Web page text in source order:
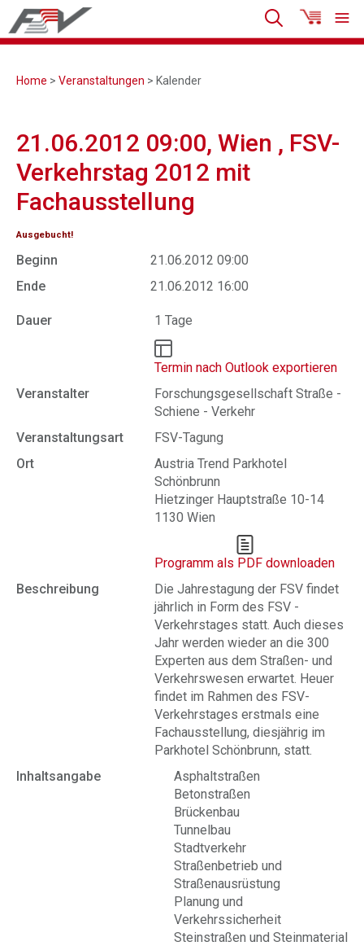
Home > Veranstaltungen > Kalender
21.06.2012 09:00, Wien , FSV-
Verkehrstag 2012 mit
Fachausstellung
Ausgebucht!
Beginn
21.06.2012 09:00
Ende
21.06.2012 16:00
Dauer 1 Tage
Termin nach Outlook exportieren
Veranstalter
Forschungsgesellschaft Straße -
Schiene - Verkehr
Veranstaltungsart
FSV-Tagung
Ort
Austria Trend Parkhotel
Schönbrunn
Hietzinger Hauptstraße 10-14
1130 Wien
Programm als PDF downloaden
Beschreibung
Die Jahrestagung der FSV findet
jährlich in Form des FSV -
Verkehrstages statt. Auch dieses
Jahr werden wieder an die 300
Experten aus dem Straßen- und
Verkehrswesen erwartet. Heuer
findet im Rahmen des FSV-
Verkehrstages erstmals eine
Fachausstellung, diesjährig im
Parkhotel Schönbrunn, statt.
Inhaltsangabe
Asphaltstraßen
Betonstraßen
Brückenbau
Tunnelbau
Stadtverkehr
Straßenbetrieb und
Straßenausrüstung
Planung und
Verkehrssicherheit
Steinstraßen und Steinmaterial